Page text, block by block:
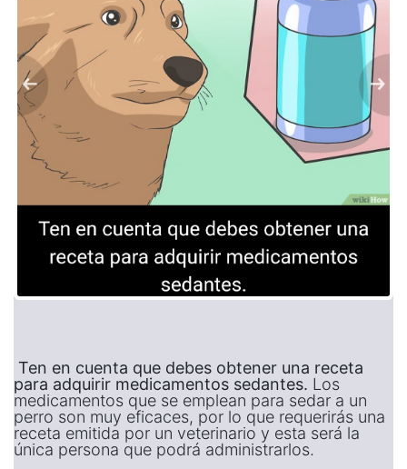
Ten en cuenta que debes obtener una receta
para adquirir medicamentos sedantes. Los
medicamentos que se emplean para sedar a un
perro son muy eficaces, por lo que requerirás una
receta emitida por un veterinario y esta será la
única persona que podrá administrarlos.